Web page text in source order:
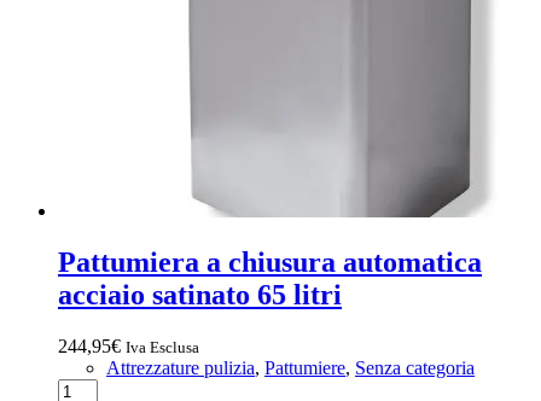
Pattumiera a chiusura automatica
acciaio satinato 65 litri
244,95€ Iva Esclusa
Attrezzature pulizia, Pattumiere, Senza categoria